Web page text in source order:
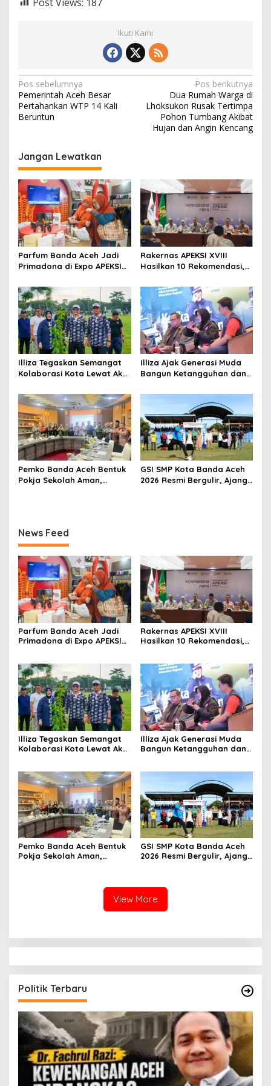
Ikuti Kami
N
a
v
g
a
s
i
p
o
s
Pos sebelumnya
Pemerintah Aceh Besar
Pertahankan WTP 14 Kali
Beruntun
Pos berikutnya
Dua Rumah Warga di
Lhoksukon Rusak Tertimpa
Pohon Tumbang Akibat
Hujan dan Angin Kencang
Jangan Lewatkan
Parfum Banda Aceh Jadi
Primadona di Expo APEKSI
Rakernas APEKSI XVIII
Hasilkan 10 Rekomendasi,
Membangun Kota Tangguh
Illiza Tegaskan Semangat
Kolaborasi Kota Lewat Aksi
APEKSI
Illiza Ajak Generasi Muda
Bangun Ketangguhan dan
Bencana
Pemko Banda Aceh Bentuk
Pokja Sekolah Aman,
GSI SMP Kota Banda Aceh
2026 Resmi Bergulir, Ajang
News Feed
Parfum Banda Aceh Jadi
Primadona di Expo APEKSI
Rakernas APEKSI XVIII
Hasilkan 10 Rekomendasi,
Illiza Tegaskan Semangat
Kolaborasi Kota Lewat Aksi
Illiza Ajak Generasi Muda
Bangun Ketangguhan dan
Pemko Banda Aceh Bentuk
Pokja Sekolah Aman,
GSI SMP Kota Banda Aceh
2026 Resmi Bergulir, Ajang
View More
Politik Terbaru